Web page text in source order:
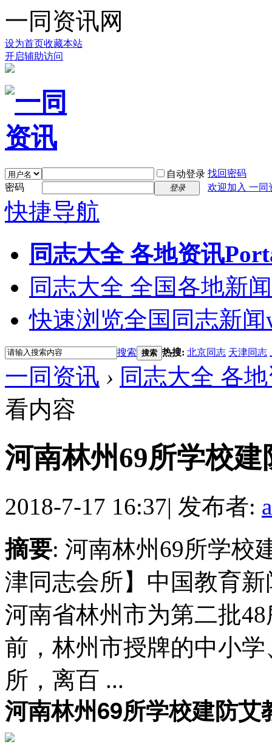
一同资讯网
设为首页收藏本站
开启辅助访问
自动登录 找回密码
密码
登录 欢迎加入 一同
快捷导航
同志大全 各地资讯
同志大全 全国各地新闻
快速浏览全国同志新闻
搜索 搜索 热搜: 北京同志 天津同志
一同资讯 › 同志大全 各
看内容
河南林州69所学校
2018-7-17 16:37| 发布者:
摘要: 河南林州69所学
津同志会所】中国教育
河南省林州市为第二批
前，林州市授牌的中小
所，离百 ...
河南林州69所学校建防艾